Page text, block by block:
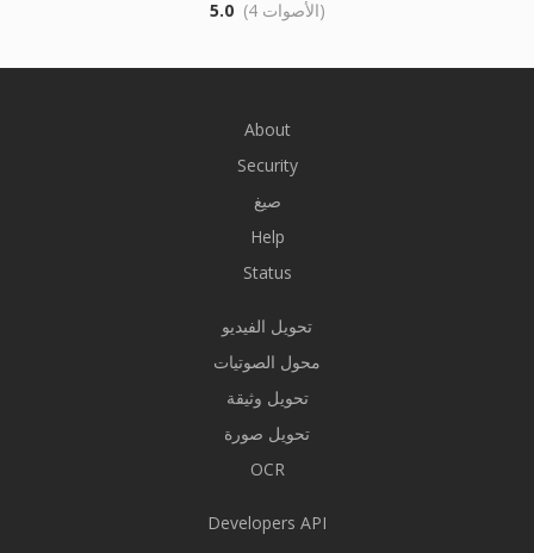
5.0 (4 الأصوات)
About
Security
صيغ
Help
Status
تحويل الفيديو
محول الصوتيات
تحويل وثيقة
تحويل صورة
OCR
Developers API